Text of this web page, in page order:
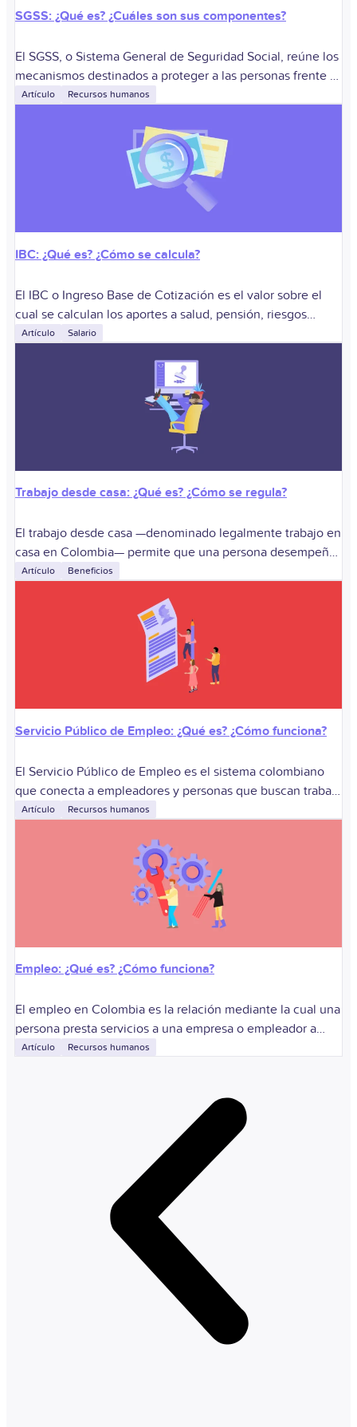
SGSS: ¿Qué es? ¿Cuáles son sus componentes?
El SGSS, o Sistema General de Seguridad Social, reúne los
mecanismos destinados a proteger a las personas frente a
situaciones relacionadas con la salud, la vejez, la
Artículo Recursos humanos
IBC: ¿Qué es? ¿Cómo se calcula?
El IBC o Ingreso Base de Cotización es el valor sobre el
cual se calculan los aportes a salud, pensión, riesgos
laborales y otras obligaciones del Sistema de la Protección
Artículo Salario
Trabajo desde casa: ¿Qué es? ¿Cómo se regula?
El trabajo desde casa —denominado legalmente trabajo en
casa en Colombia— permite que una persona desempeñe
temporalmente sus funciones fuera del lugar habitual ante
Artículo Beneficios
Servicio Público de Empleo: ¿Qué es? ¿Cómo funciona?
El Servicio Público de Empleo es el sistema colombiano
que conecta a empleadores y personas que buscan trabajo
mediante una red de prestadores autorizados. Sirve para
Artículo Recursos humanos
Empleo: ¿Qué es? ¿Cómo funciona?
El empleo en Colombia es la relación mediante la cual una
persona presta servicios a una empresa o empleador a
cambio de remuneración, bajo condiciones definidas.
Artículo Recursos humanos